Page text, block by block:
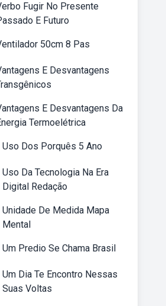
Fugir No Presente
E Futuro
50cm 8 Pas
E Desvantagens
E Desvantagens Da
Termoelétrica
Uso Dos Porquês 5 Ano
Uso Da Tecnologia Na Era
Digital Redação
Unidade De Medida Mapa
Mental
Um Predio Se Chama Brasil
Um Dia Te Encontro Nessas
Suas Voltas